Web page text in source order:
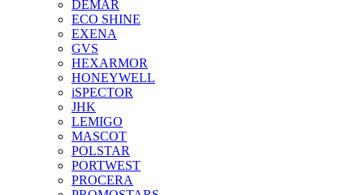
DEMAR
ECO SHINE
EXENA
GVS
HEXARMOR
HONEYWELL
iSPECTOR
JHK
LEMIGO
MASCOT
POLSTAR
PORTWEST
PROCERA